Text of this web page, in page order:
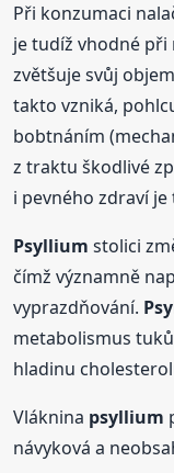
Při konzumaci
je tudíž vhodné
zvětšuje svůj
takto vzniká,
bobtnáním
z traktu škodlivé
i pevného zdraví
Psyllium stolici
čímž významně
vyprazdňování.
metabolismus
hladinu
Vláknina psyllium
návyková a